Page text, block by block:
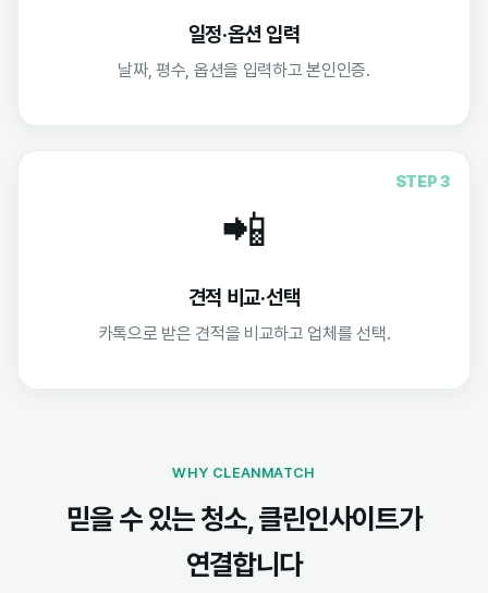
일정·옵션 입력
날짜, 평수, 옵션을 입력하고 본인인증.
STEP 3
📲
견적 비교·선택
카톡으로 받은 견적을 비교하고 업체를 선택.
WHY CLEANMATCH
믿을 수 있는 청소, 클린인사이트가
연결합니다